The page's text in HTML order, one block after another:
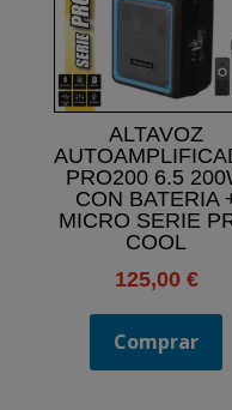
ALTAVOZ
PRO200 6.5
CON BATERIA
MICRO SERIE
COOL
125,00 €
Comprar